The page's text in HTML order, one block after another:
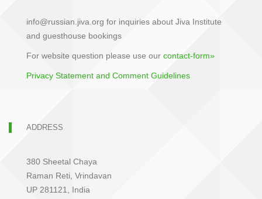
info@russian.jiva.org for inquiries about Jiva Institute
and guesthouse bookings
For website question please use our contact-form»
Privacy Statement and Comment Guidelines
ADDRESS
380 Sheetal Chaya
Raman Reti, Vrindavan
UP 281121, India